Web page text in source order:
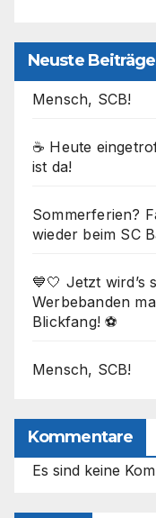
Neuste Beiträge
Mensch, SCB!
☕ Heute
ist da!
Sommerferien?
wieder beim SC
💙🤍 Jetzt wird’s
Werbebanden
Blickfang! ⚽
Mensch, SCB!
Kommentare
Es sind keine